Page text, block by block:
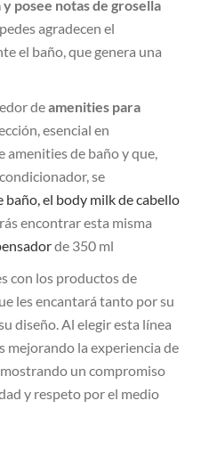
posee notas de grosella
agradecen el
el baño, que genera una
deamenities para
esencial en
amenities de baño y que,
se
baño, el body milk de cabello
encontrar esta misma
de 350 ml
con los productos de
les encantará tanto por su
diseño. Al elegir esta línea
mejorando la experiencia de
un compromiso
y respeto por el medio